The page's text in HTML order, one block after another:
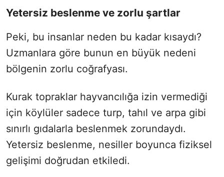
Yetersiz beslenme ve zorlu şartlar
Peki, bu insanlar neden bu kadar kısaydı?
Uzmanlara göre bunun en büyük nedeni
bölgenin zorlu coğrafyası.
Kurak topraklar hayvancılığa izin vermediği
için köylüler sadece turp, tahıl ve arpa gibi
sınırlı gıdalarla beslenmek zorundaydı.
Yetersiz beslenme, nesiller boyunca fiziksel
gelişimi doğrudan etkiledi.